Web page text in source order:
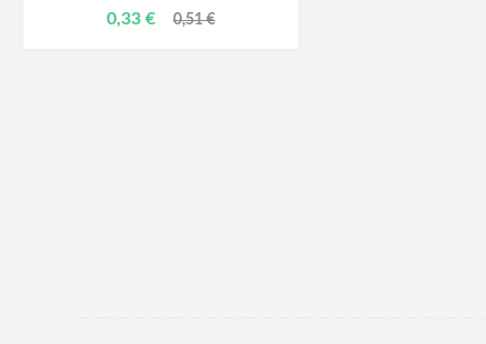
0,33 € 0,51 €